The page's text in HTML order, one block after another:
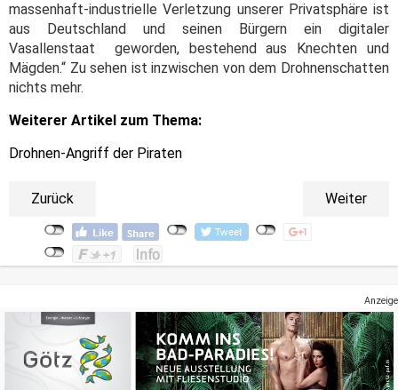
massenhaft-industrielle Verletzung unserer Privatsphäre ist
aus Deutschland und seinen Bürgern ein digitaler
Vasallenstaat geworden, bestehend aus Knechten und
Mägden.“ Zu sehen ist inzwischen von dem Drohnenschatten
nichts mehr.
Weiterer Artikel zum Thema:
Drohnen-Angriff der Piraten
Zurück Weiter
Anzeige